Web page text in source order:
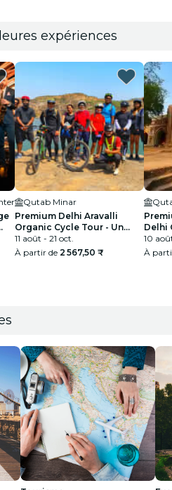
expériences
Qutab Minar
Premium Delhi Aravalli
Organic Cycle Tour - Un
aperçu de l'Inde réelle et
rurale
11 août - 21 oct.
À partir de 2 567,50 ₹
Delhi
10
À